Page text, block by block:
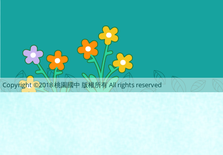
Copyright ©2018 桃園國中 版權所有 All rights reserved